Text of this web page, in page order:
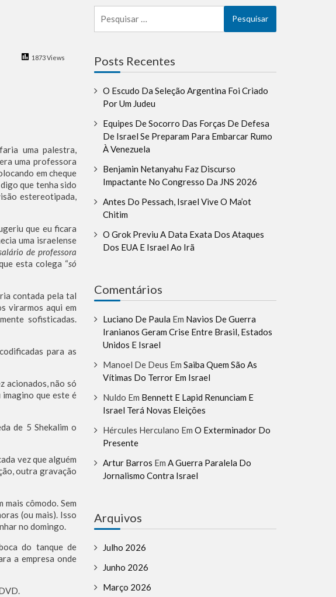
rumo à Venezuela
1873 Views
uma palestra,
uma professora
em cheque
que tenha sido
estereotipada,
que eu ficara
uma israelense
de professora
esta colega “só
contada pela tal
virarmos aqui em
sofisticadas.
para as
acionados, não só
que este é
de 5 Shekalim o
vez que alguém
outra gravação
cômodo. Sem
(ou mais). Isso
no domingo.
do tanque de
a empresa onde
por:
Posts Recentes
O Escudo Da Seleção Argentina Foi Criado
Por Um Judeu
Equipes De Socorro Das Forças De Defesa
De Israel Se Preparam Para Embarcar Rumo
À Venezuela
Benjamin Netanyahu Faz Discurso
Impactante No Congresso Da JNS 2026
Antes Do Pessach, Israel Vive O Ma’ot
Chitim
O Grok Previu A Data Exata Dos Ataques
Dos EUA E Israel Ao Irã
Comentários
Luciano De Paula Em Navios De Guerra
Iranianos Geram Crise Entre Brasil, Estados
Unidos E Israel
Manoel De Deus Em Saiba Quem São As
Vítimas Do Terror Em Israel
Nuldo Em Bennett E Lapid Renunciam E
Israel Terá Novas Eleições
Hércules Herculano Em O Exterminador Do
Presente
Artur Barros Em A Guerra Paralela Do
Jornalismo Contra Israel
Arquivos
Julho 2026
Junho 2026
Março 2026